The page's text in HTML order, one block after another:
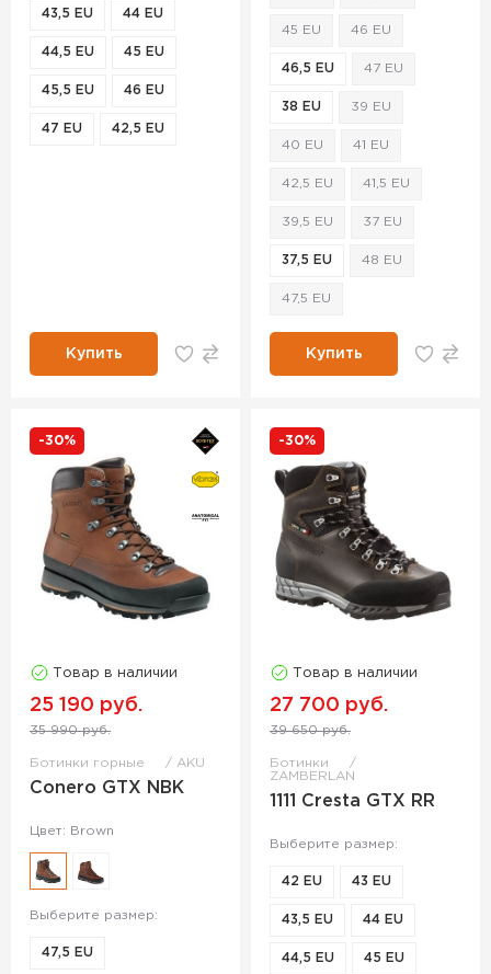
43,5 EU 44 EU
44,5 EU 45 EU
45,5 EU 46 EU
47 EU 42,5 EU
Купить
45 EU 46 EU
46,5 EU 47 EU
38 EU 39 EU
40 EU 41 EU
42,5 EU 41,5 EU
39,5 EU 37 EU
37,5 EU 48 EU
47,5 EU
Купить
-30%
Товар в наличии
25 190 руб.
35 990 руб.
Ботинки горные AKU
Conero GTX NBK
Цвет: Brown
Выберите размер:
47,5 EU
-30%
Товар в наличии
27 700 руб.
39 650 руб.
Ботинки
ZAMBERLAN
1111 Cresta GTX RR
Выберите размер:
42 EU 43 EU
43,5 EU 44 EU
44,5 EU 45 EU